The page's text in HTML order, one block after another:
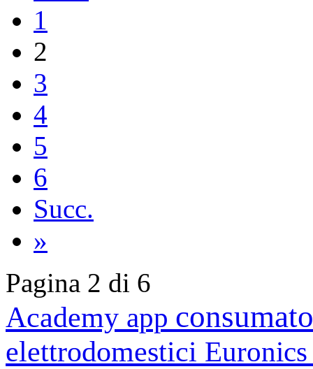
1
2
3
4
5
6
Succ.
»
Pagina 2 di 6
Academy app
elettrodomestici